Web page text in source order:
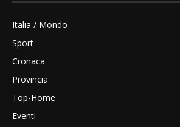
Italia / Mondo
Sport
Cronaca
Provincia
Top-Home
Eventi